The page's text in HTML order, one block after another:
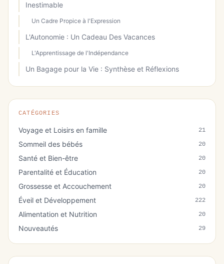
Inestimable
Un Cadre Propice à l'Expression
L'Autonomie : Un Cadeau Des Vacances
L'Apprentissage de l'Indépendance
Un Bagage pour la Vie : Synthèse et Réflexions
CATÉGORIES
Voyage et Loisirs en famille 21
Sommeil des bébés 20
Santé et Bien-être 20
Parentalité et Éducation 20
Grossesse et Accouchement 20
Éveil et Développement 222
Alimentation et Nutrition 20
Nouveautés 29